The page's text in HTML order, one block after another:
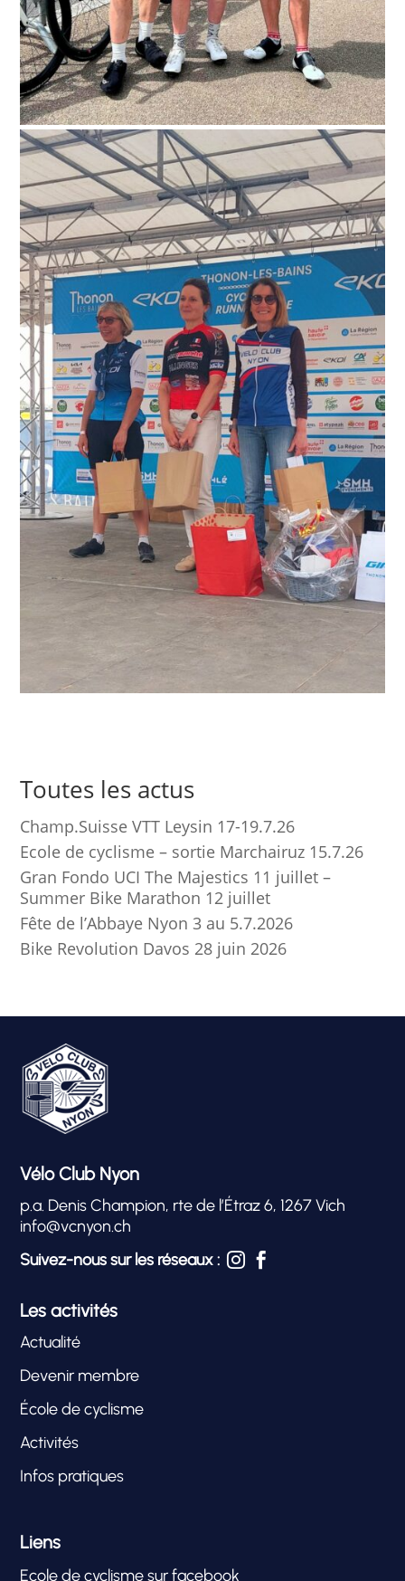
Toutes les actus
Champ.Suisse VTT Leysin 17-19.7.26
Ecole de cyclisme – sortie Marchairuz 15.7.26
Gran Fondo UCI The Majestics 11 juillet –
Summer Bike Marathon 12 juillet
Fête de l’Abbaye Nyon 3 au 5.7.2026
Bike Revolution Davos 28 juin 2026
Vélo Club Nyon
p.a. Denis Champion, rte de l’Étraz 6, 1267 Vich
info@vcnyon.ch
Suivez-nous sur les réseaux :  
Les activités
Actualité
Devenir membre
École de cyclisme
Activités
Infos pratiques
Liens
Ecole de cyclisme sur facebook